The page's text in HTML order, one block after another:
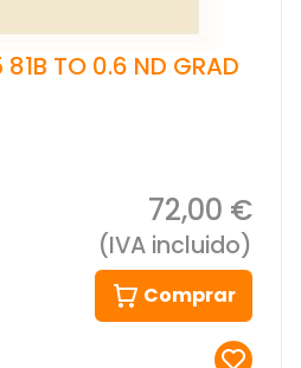
81B TO 0.6 ND GRAD
72,00 €
(IVA incluido)
Comprar